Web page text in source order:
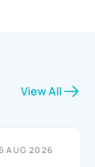
View All
AUG 2026